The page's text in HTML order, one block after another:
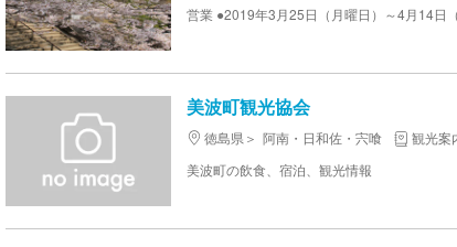
営業 ●2019年3月25日（月曜日）～4月14日
美波町観光協会
徳島県 阿南・日和佐・宍喰
観光案
美波町の飲食、宿泊、観光情報